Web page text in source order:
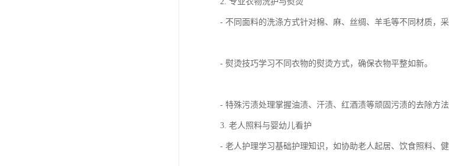
- 不同面料的洗涤方式针对棉、麻、丝绸、羊毛等不同材质，
- 熨烫技巧学习不同衣物的熨烫方式，确保衣物平整如新。
- 特殊污渍处理掌握油渍、汗渍、红酒渍等顽固污渍的去除方法
3. 老人照料与婴幼儿看护
- 老人护理学习基础护理知识，如协助老人起居、饮食照料、